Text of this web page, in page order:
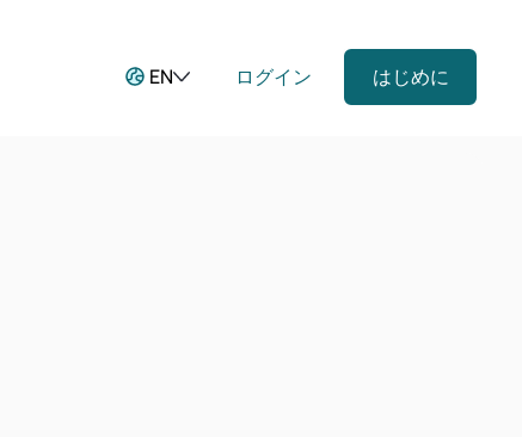
EN ログイン はじめに